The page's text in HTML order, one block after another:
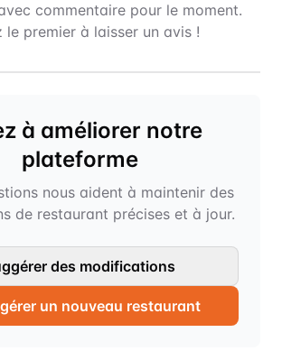
commentaire pour le moment.
le premier à laisser un avis !
à améliorer notre
plateforme
nous aident à maintenir des
de restaurant précises et à jour.
des modifications
un nouveau restaurant